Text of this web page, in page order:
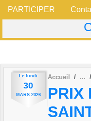
PARTICIPER
Le lundi
30
MARS 2026
Accueil
PRIX